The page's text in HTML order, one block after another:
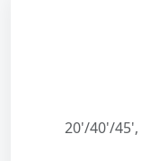
20'/40'/